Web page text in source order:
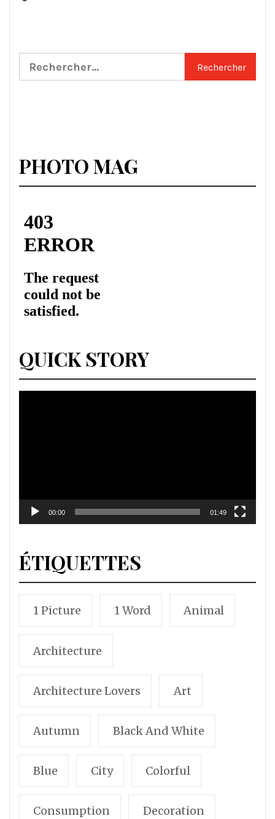
Rechercher :
PHOTO MAG
QUICK STORY
00:00 01:49
ÉTIQUETTES
1 Picture 1 Word Animal
Architecture
Architecture Lovers Art
Autumn Black And White
Blue City Colorful
Consumption Decoration